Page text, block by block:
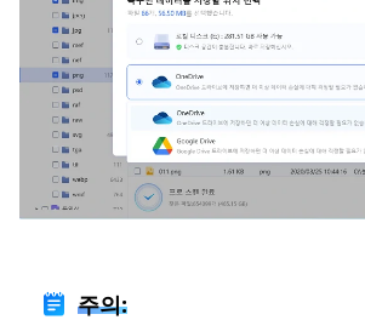
주의: